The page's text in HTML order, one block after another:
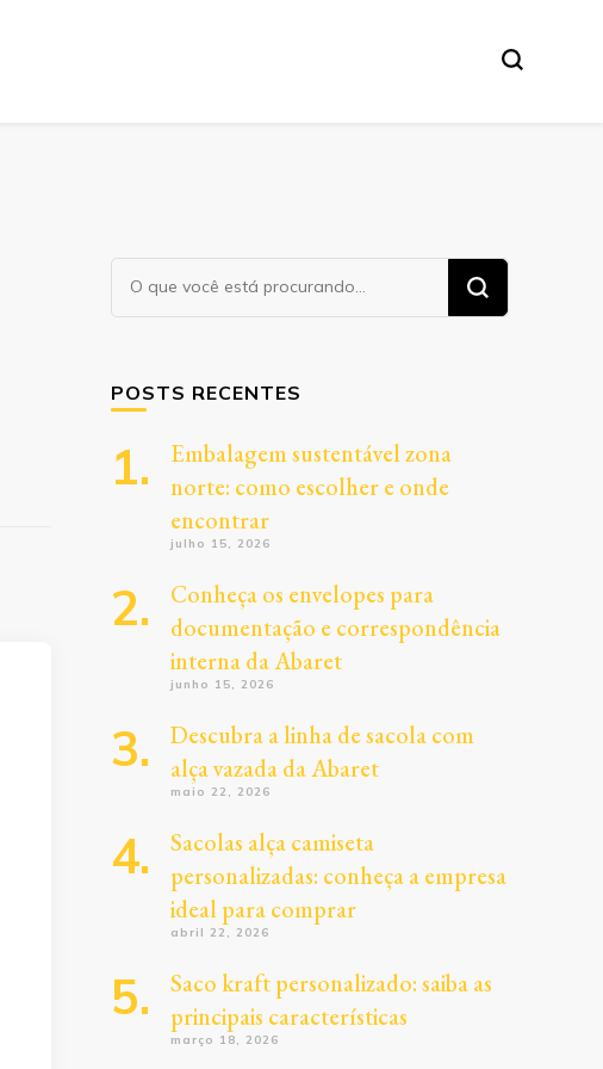
Procurando
algo?
POSTS RECENTES
Embalagem sustentável zona
norte: como escolher e onde
encontrar
julho 15, 2026
Conheça os envelopes para
documentação e correspondência
interna da Abaret
junho 15, 2026
Descubra a linha de sacola com
alça vazada da Abaret
maio 22, 2026
Sacolas alça camiseta
personalizadas: conheça a empresa
ideal para comprar
abril 22, 2026
Saco kraft personalizado: saiba as
principais características
março 18, 2026